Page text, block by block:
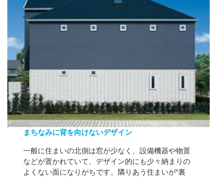
まちなみに背を向けないデザイン
一般に住まいの北側は窓が少なく、設備機器や物置
などが置かれていて、デザイン的にも少々納まりの
よくない面になりがちです。隣りあう住まいが“裏